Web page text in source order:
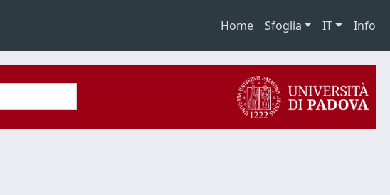
Home Sfoglia IT Info